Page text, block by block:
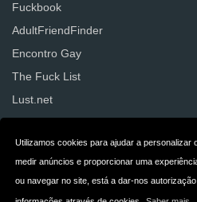
Utilizamos cookies para ajudar a personalizar
medir anúncios e proporcionar uma
ou navegar no site, está a dar-nos
Fuckbook
AdultFriendFinder
Encontro Gay
The Fuck List
Lust.net
Contacto